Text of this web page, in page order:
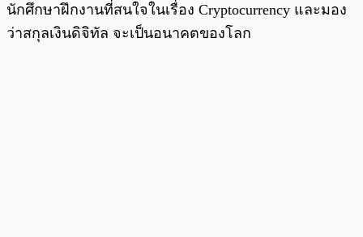
นักศึกษาฝึกงานที่สนใจในเรื่อง Cryptocurrency และมอง
ว่าสกุลเงินดิจิทัล จะเป็นอนาคตของโลก